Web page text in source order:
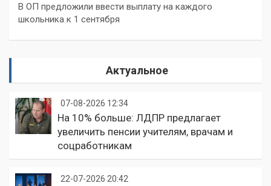
В ОП предложили ввести выплату на каждого
школьника к 1 сентября
Актуальное
07-08-2026 12:34
На 10% больше: ЛДПР предлагает
увеличить пенсии учителям, врачам и
соцработникам
22-07-2026 20:42